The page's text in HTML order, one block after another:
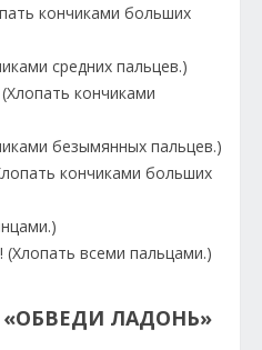
кончиками больших
средних пальцев.)
кончиками
безымянных пальцев.)
кончиками больших
всеми пальцами.)
«ОБВЕДИ ЛАДОНЬ»